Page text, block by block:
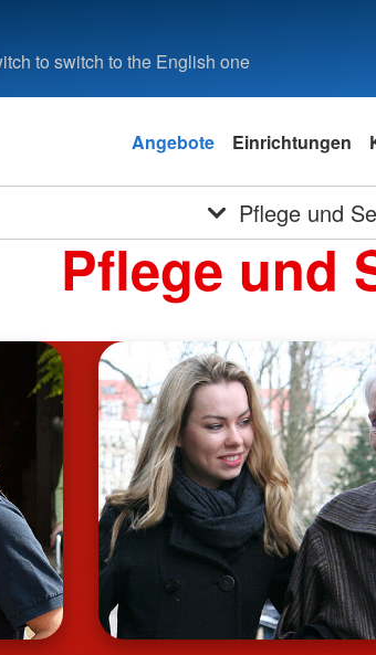
to switch to the English one
Angebote Einrichtungen
Pflege und
Pflege und